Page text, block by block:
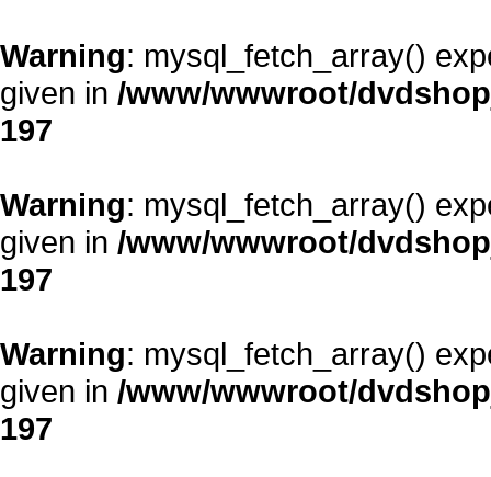
Warning: mysql_fetch_array()
given in /www/wwwroot/
197
Warning: mysql_fetch_array()
given in /www/wwwroot/
197
Warning: mysql_fetch_array()
given in /www/wwwroot/
197